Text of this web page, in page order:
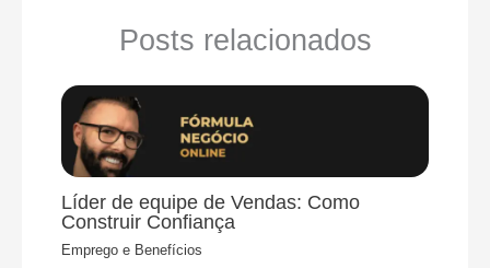
Posts relacionados
Líder de equipe de Vendas: Como
Construir Confiança
Emprego e Benefícios